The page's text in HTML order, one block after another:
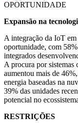
OPORTUNIDADE
Expansão na
A integração da IoT
oportunidade, com
integrados
A procura por
aumentou mais de
energia baseadas na
39% das unidades
potencial no
RESTRIÇÕES